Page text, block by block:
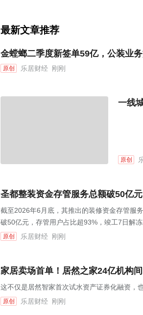
最新文章推荐
金螳螂二季度新签单59亿，公装业
原创 乐居财经 刚刚
一线
原创
圣都整装资金存管服务总额破50亿
截至2026年6月底，其推出的装修资金存管服
破50亿元，存管用户占比超93%，竣工7日解冻
原创 乐居财经 刚刚
家居卖场首单！居然之家24亿机构
这不仅是居然智家首次试水资产证券化融资，
原创 乐居财经 刚刚